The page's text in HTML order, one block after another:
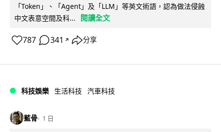
「Token」、「Agent」及「LLM」等英文術語，認為做法侵蝕
中文表意空間及科...
閱讀全文
787 341 ↗ 分享
科技娛樂 生活科技 汽車科技
藍骨 1 日